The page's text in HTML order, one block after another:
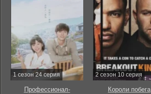
1 сезон 24 серия
Профессионал-
2 сезон 10 серия
Короли побега